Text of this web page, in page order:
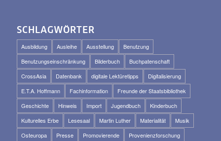
SCHLAGWÖRTER
Ausbildung Ausleihe Ausstellung
Benutzung
Benutzungseinschränkung
Bilderbuch
Buchpatenschaft
CrossAsia
Datenbank digitale Lektüretipps
Digitalisierung
E.T.A. Hoffmann
Fachinformation
Freunde der Staatsbibliothek
Geschichte
Hinweis Import Jugendbuch
Kinderbuch
Kulturelles Erbe
Lesesaal Martin Luther Materialität
Musik
Osteuropa
Presse Promovierende
Provenienzforschung